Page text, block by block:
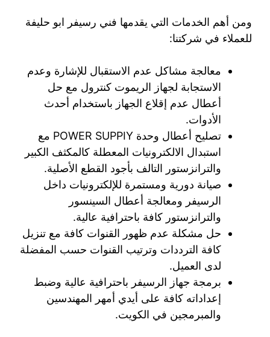
ومن أهم الخدمات التي يقدمها فني رسيفر ابو حليفة
للعملاء في شركتنا:
معالجة مشاكل عدم الاستقبال للإشارة وعدم
الاستجابة لجهاز الريموت كنترول مع حل
أعطال عدم إقلاع الجهاز باستخدام أحدث
الأدوات.
تصليح أعطال وحدة POWER SUPPIY مع
استبدال الالكترونيات المعطلة كالمكثف الكبير
والترانزستور التالف بأجود القطع الأصلية.
صيانة دورية ومستمرة للإلكترونيات داخل
الرسيفر ومعالجة أعطال السينسور
والترانزستور كافة باحترافية عالية.
حل مشكلة عدم ظهور القنوات كافة مع تنزيل
كافة الترددات وترتيب القنوات حسب المفضلة
لدى العميل.
برمجة جهاز الرسيفر باحترافية عالية وضبط
إعداداته كافة على أيدي أمهر المهندسين
والمبرمجين في الكويت.